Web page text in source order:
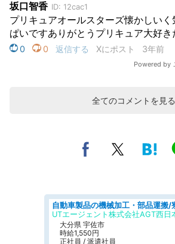
全てのコメントを見る
大分県 宇佐市
時給1,550円
正社員 / 派遣社員